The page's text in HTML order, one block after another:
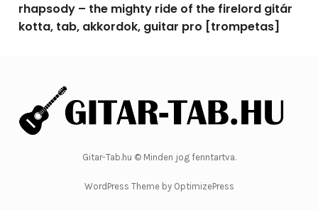
rhapsody – the mighty ride of the firelord gitár
kotta, tab, akkordok, guitar pro [trompetas]
Gitar-Tab.hu © Minden jog fenntartva.
WordPress Theme by OptimizePress